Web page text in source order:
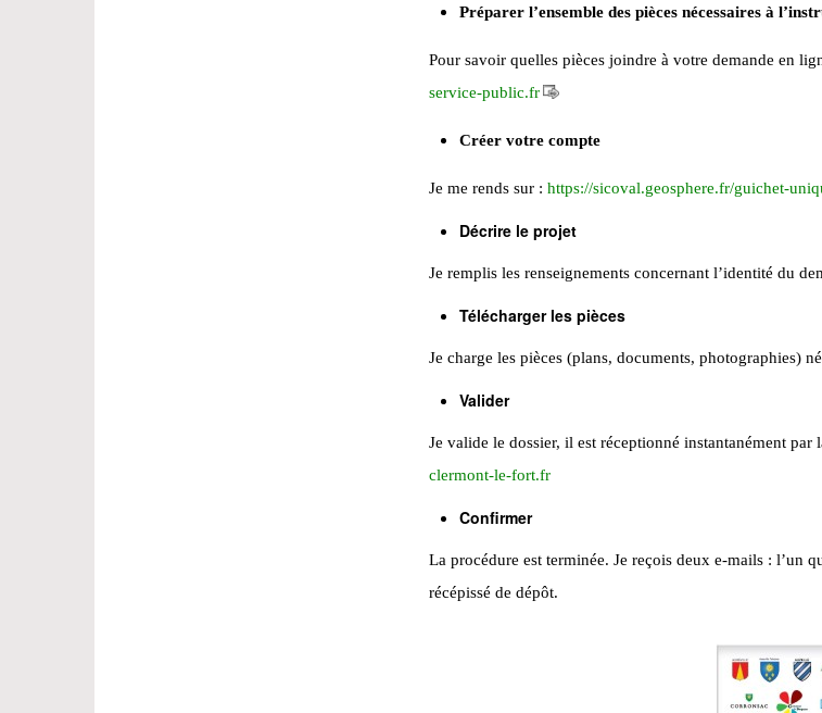
Préparer l’ensemble des pièces nécessaires à
Pour savoir quelles pièces joindre à votre demande en
service-public.fr
Créer votre compte
Je me rends sur : https://sicoval.geosphere.fr/guichet-
Décrire le projet
Je remplis les renseignements concernant l’identité du
Télécharger les pièces
Je charge les pièces (plans, documents, photographies)
Valider
Je valide le dossier, il est réceptionné instantanément
clermont-le-fort.fr
Confirmer
La procédure est terminée. Je reçois deux e-mails : l’un
récépissé de dépôt.